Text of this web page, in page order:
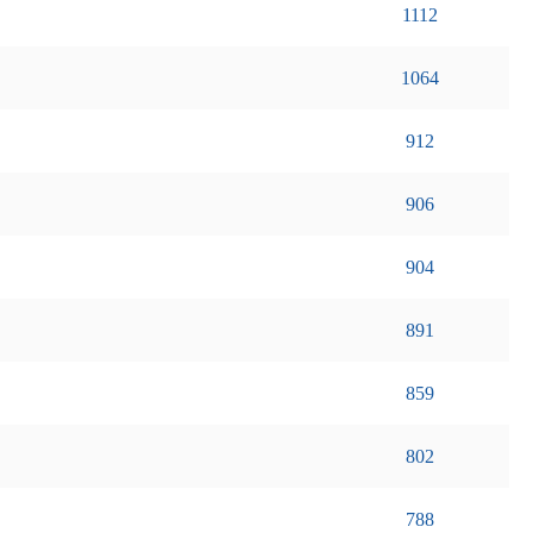
1112
1064
912
906
904
891
859
802
788